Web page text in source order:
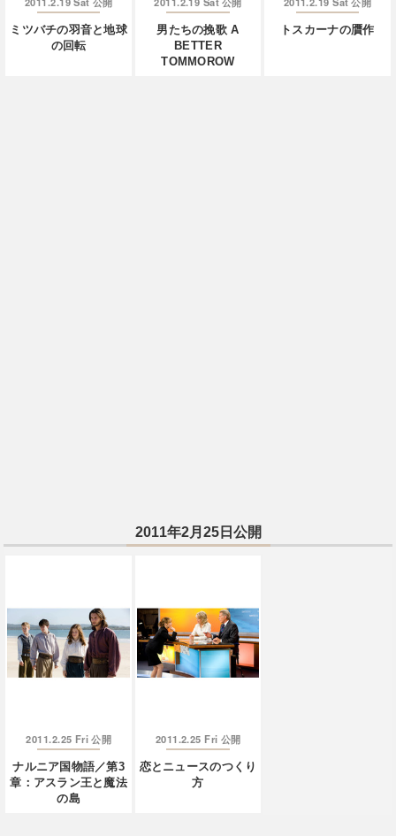
公開
ミツバチの羽音と地球
の回転
公開
男たちの挽歌 A
BETTER
TOMMOROW
公開
トスカーナの贋作
2011年2月25日公開
2011.2.25 Fri 公開
ナルニア国物語／第3
章：アスラン王と魔法
の島
2011.2.25 Fri 公開
恋とニュースのつくり
方